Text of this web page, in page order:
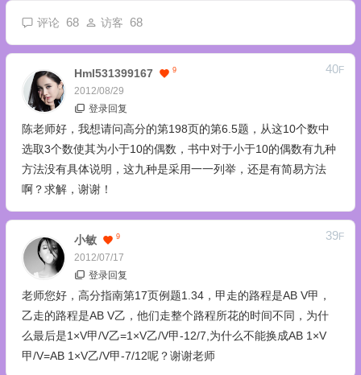
评论 68 访客 68
Hml531399167 9
2012/08/29
40F
登录回复
陈老师好，我想请问高分的第198页的第6.5题，从这10个数中
选取3个数使其为小于10的偶数，书中对于小于10的偶数有九种
方法没有具体说明，这九种是采用一一列举，还是有简易方法
啊？求解，谢谢！
小敏 9
2012/07/17
39F
登录回复
老师您好，高分指南第17页例题1.34，甲走的路程是AB V甲，
乙走的路程是AB V乙，他们走整个路程所花的时间不同，为什
么最后是1×V甲/V乙=1×V乙/V甲-12/7,为什么不能换成AB 1×V
甲/V=AB 1×V乙/V甲-7/12呢？谢谢老师